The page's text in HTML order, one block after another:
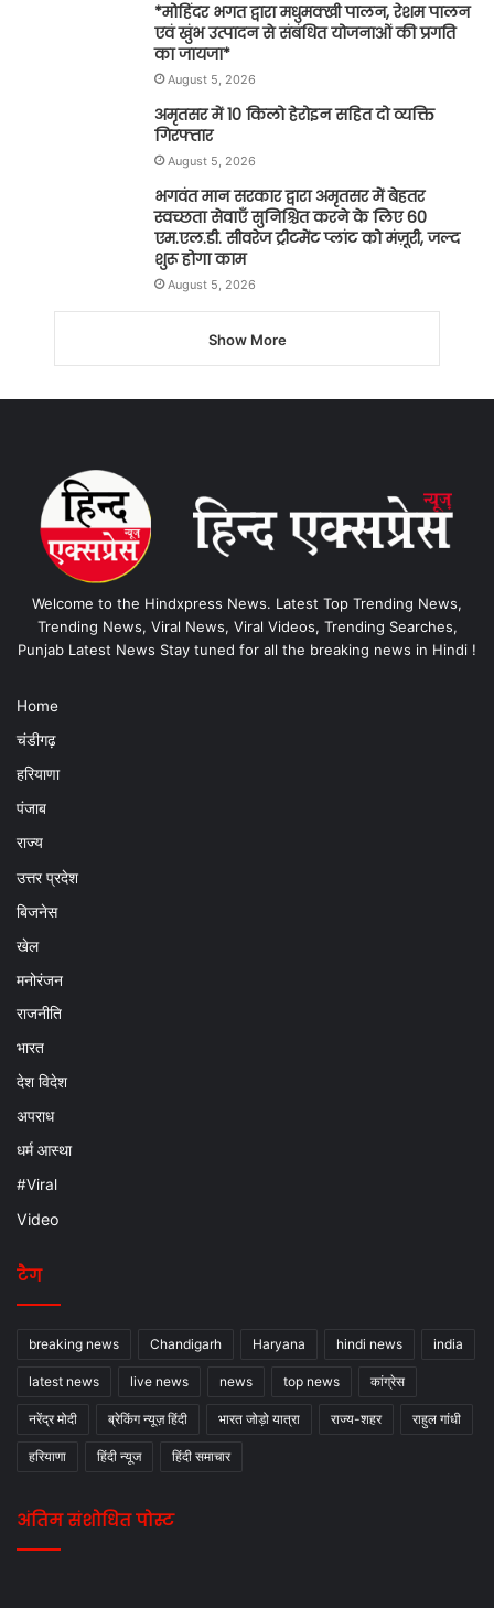
*मोहिंदर भगत द्वारा मधुमक्खी पालन, रेशम पालन
एवं खुंभ उत्पादन से संबंधित योजनाओं की प्रगति
का जायजा*
August 5, 2026
अमृतसर में 10 किलो हेरोइन सहित दो व्यक्ति
गिरफ्तार
August 5, 2026
भगवंत मान सरकार द्वारा अमृतसर में बेहतर
स्वच्छता सेवाएँ सुनिश्चित करने के लिए 60
एम.एल.डी. सीवरेज ट्रीटमेंट प्लांट को मंज़ूरी, जल्द
शुरू होगा काम
August 5, 2026
Show More
Welcome to the Hindxpress News. Latest Top Trending News,
Trending News, Viral News, Viral Videos, Trending Searches,
Punjab Latest News Stay tuned for all the breaking news in Hindi !
Home
चंडीगढ़
हरियाणा
पंजाब
राज्य
उत्तर प्रदेश
बिजनेस
खेल
मनोरंजन
राजनीति
भारत
देश विदेश
अपराध
धर्म आस्था
#Viral
Video
टैग
breaking news Chandigarh Haryana hindi news india
latest news live news news top news कांग्रेस
नरेंद्र मोदी ब्रेकिंग न्यूज़ हिंदी भारत जोड़ो यात्रा राज्य-शहर राहुल गांधी
हरियाणा हिंदी न्यूज हिंदी समाचार
अंतिम संशोधित पोस्ट